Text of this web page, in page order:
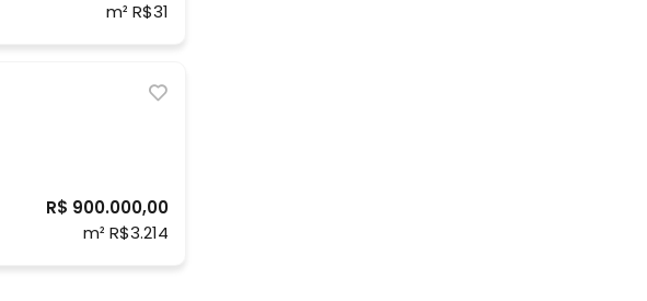
m² R$31
R$ 900.000,00
m² R$3.214